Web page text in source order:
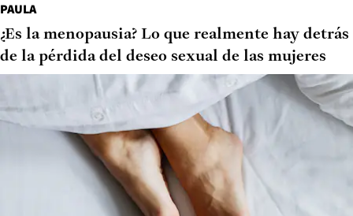
PAULA
¿Es la menopausia? Lo que realmente hay detrás
de la pérdida del deseo sexual de las mujeres